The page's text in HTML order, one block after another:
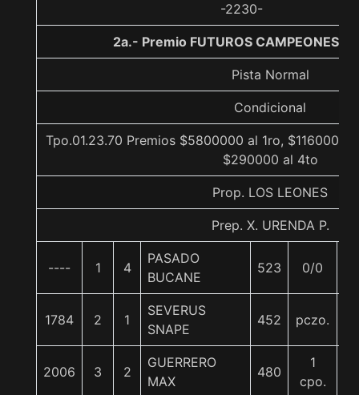
-2230-
2a.- Premio FUTUROS CAMPEONES,
Pista Normal
Condicional
Tpo.01.23.70 Premios $5800000 al 1ro, $1160000
$290000 al 4to
Prop. LOS LEONES
Prep. X. URENDA P.
---- 1 4
PASADO
BUCANE
523 0/0
1784 2 1
SEVERUS
SNAPE
452 pczo.
2006 3 2
GUERRERO
MAX
480
1
cpo.